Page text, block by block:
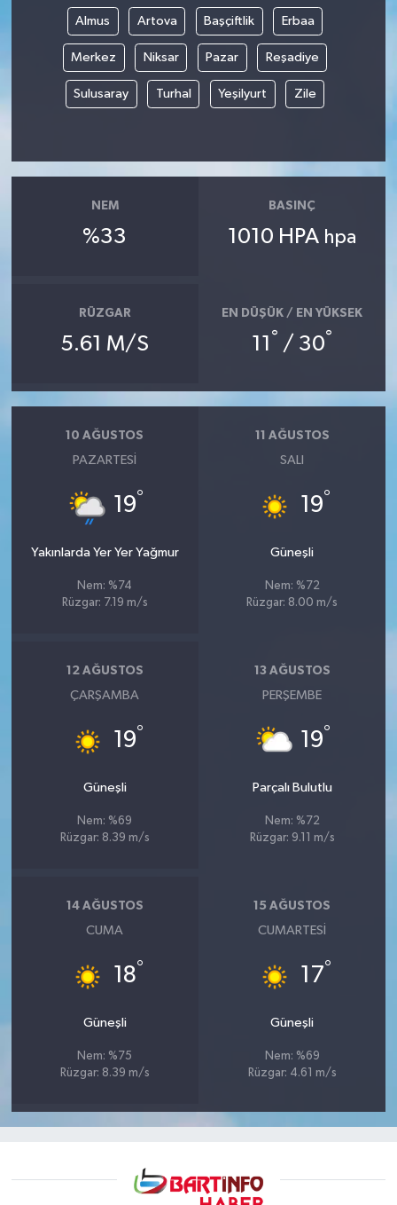
Almus Artova Başçiftlik Erbaa
Merkez Niksar Pazar Reşadiye
Sulusaray Turhal Yeşilyurt Zile
NEM
%33
BASINÇ
1010 HPA hpa
RÜZGAR
5.61 M/S
EN DÜŞÜK / EN YÜKSEK
11 ° / 30°
10 AĞUSTOS
PAZARTESI
19°
Yakınlarda Yer Yer Yağmur
Nem: %74
Rüzgar: 7.19 m/s
11 AĞUSTOS
SALI
19°
Güneşli
Nem: %72
Rüzgar: 8.00 m/s
12 AĞUSTOS
ÇARŞAMBA
19°
Güneşli
Nem: %69
Rüzgar: 8.39 m/s
13 AĞUSTOS
PERŞEMBE
19°
Parçalı Bulutlu
Nem: %72
Rüzgar: 9.11 m/s
14 AĞUSTOS
CUMA
18°
Güneşli
Nem: %75
Rüzgar: 8.39 m/s
15 AĞUSTOS
CUMARTESI
17°
Güneşli
Nem: %69
Rüzgar: 4.61 m/s
Turizm
Yaşam
DÜNYA